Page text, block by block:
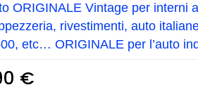
ORIGINALE Vintage per interni
rivestimenti, auto
etc… ORIGINALE per l’auto
€